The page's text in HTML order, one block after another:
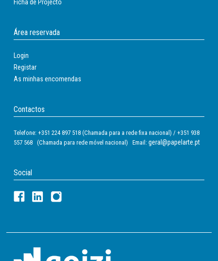
Ficha de Projecto
Área reservada
Login
Registar
As minhas encomendas
Contactos
Telefone: +351 224 897 518 (Chamada para a rede fixa nacional) / +351 938
557 568 (Chamada para rede móvel nacional) Email: geral@papelarte.pt
Social